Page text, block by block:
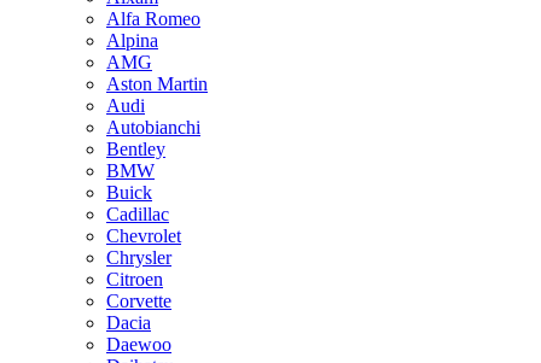
Alfa Romeo
Alpina
AMG
Aston Martin
Audi
Autobianchi
Bentley
BMW
Buick
Cadillac
Chevrolet
Chrysler
Citroen
Corvette
Dacia
Daewoo